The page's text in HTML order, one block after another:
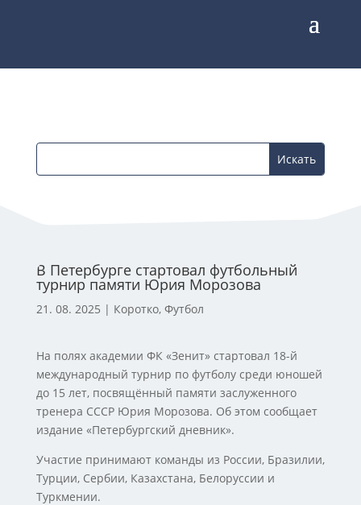
В Петербурге стартовал футбольный
турнир памяти Юрия Морозова
21. 08. 2025 | Коротко, Футбол
На полях академии ФК «Зенит» стартовал 18-й
международный турнир по футболу среди юношей
до 15 лет, посвящённый памяти заслуженного
тренера СССР Юрия Морозова. Об этом сообщает
издание «Петербургский дневник».
Участие принимают команды из России, Бразилии,
Турции, Сербии, Казахстана, Белоруссии и
Туркмении.